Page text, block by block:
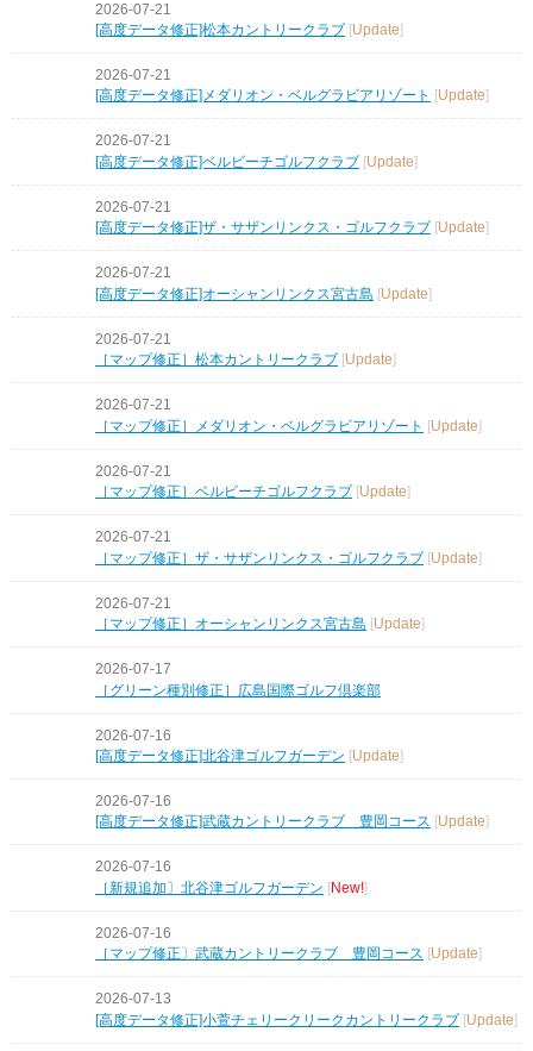
2026-07-21
[高度データ修正]松本カントリークラブ [Update]
2026-07-21
[高度データ修正]メダリオン・ベルグラビアリゾート
Update
2026-07-21
[高度データ修正]ベルビーチゴルフクラブ [Update]
2026-07-21
[高度データ修正]ザ・サザンリンクス・ゴルフクラブ
Update
2026-07-21
[高度データ修正]オーシャンリンクス宮古島 [Update]
2026-07-21
［マップ修正］松本カントリークラブ
Update
2026-07-21
［マップ修正］メダリオン・ベルグラビアリゾート
[Update]
2026-07-21
［マップ修正］ベルビーチゴルフクラブ [Update]
2026-07-21
［マップ修正］ザ・サザンリンクス・ゴルフクラブ [Update]
2026-07-21
［マップ修正］オーシャンリンクス宮古島 [Update]
2026-07-17
［グリーン種別修正］広島国際ゴルフ倶楽部
2026-07-16
[高度データ修正]北谷津ゴルフガーデン [Update]
2026-07-16
[高度データ修正]武蔵カントリークラブ 豊岡コース
Update
2026-07-16
［新規追加〕北谷津ゴルフガーデン [New!]
2026-07-16
［マップ修正〕武蔵カントリークラブ 豊岡コース
Update
2026-07-13
[高度データ修正]小萱チェリークリークカントリークラブ [Update]